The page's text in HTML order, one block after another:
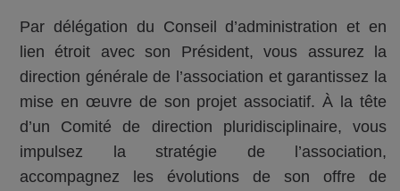
Par délégation du Conseil d’administration et en
lien étroit avec son Président, vous assurez la
direction générale de l’association et garantissez la
mise en œuvre de son projet associatif. À la tête
d’un Comité de direction pluridisciplinaire, vous
impulsez la stratégie de l’association,
accompagnez les évolutions de son offre de